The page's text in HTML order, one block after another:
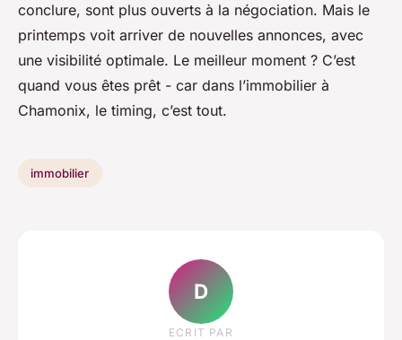
conclure, sont plus ouverts à la négociation. Mais le
printemps voit arriver de nouvelles annonces, avec
une visibilité optimale. Le meilleur moment ? C’est
quand vous êtes prêt - car dans l’immobilier à
Chamonix, le timing, c’est tout.
immobilier
D
ECRIT PAR